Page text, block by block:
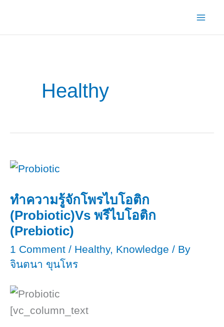
Healthy
ทำความรู้จักโพรไบโอติก
(Probiotic)​Vs พรีไบโอติก
(Prebiotic)​
1 Comment / Healthy, Knowledge / By
จินตนา ขุนโหร
[vc_column_text